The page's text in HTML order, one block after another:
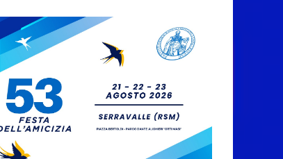
Riccione in migliaia
per incontrare i
DinsiemE
8 Agosto 2026
San Marino Academy.
Femminile: quattro
Primavera aggregate
alla Prima Squadra